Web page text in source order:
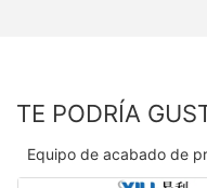
TE PODRÍA
Equipo de acabado de